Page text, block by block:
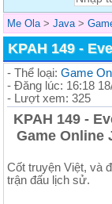
Me Ola > Java >
KPAH 149 -
- Thể loại: Game
- Đăng lúc: 16:18
- Lượt xem: 325
KPAH 149 -
Game Online
Cốt truyện Việt, và
trận đấu lịch sử.